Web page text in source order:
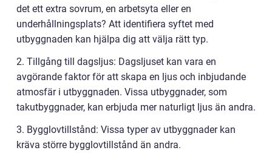
det ett extra sovrum, en arbetsyta eller en
underhållningsplats? Att identifiera syftet med
utbyggnaden kan hjälpa dig att välja rätt typ.
2. Tillgång till dagsljus: Dagsljuset kan vara en
avgörande faktor för att skapa en ljus och inbjudande
atmosfär i utbyggnaden. Vissa utbyggnader, som
takutbyggnader, kan erbjuda mer naturligt ljus än andra.
3. Bygglovtillstånd: Vissa typer av utbyggnader kan
kräva större bygglovtillstånd än andra.